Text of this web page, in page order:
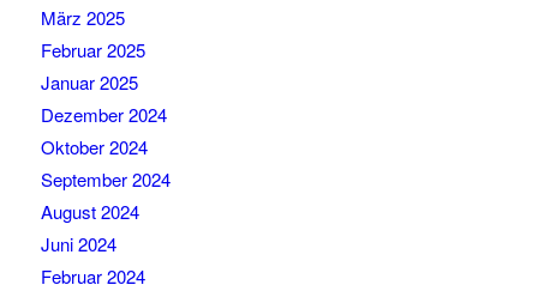
März 2025
Februar 2025
Januar 2025
Dezember 2024
Oktober 2024
September 2024
August 2024
Juni 2024
Februar 2024